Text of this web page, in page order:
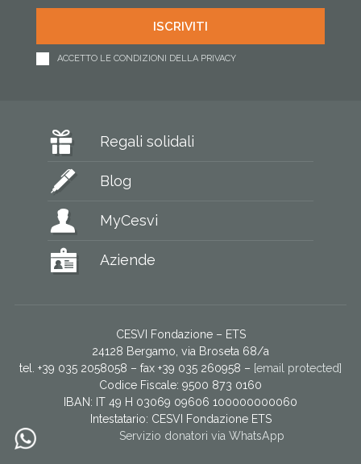
ACCETTO LE CONDIZIONI DELLA PRIVACY
Regali solidali
Blog
MyCesvi
Aziende
CESVI Fondazione – ETS
24128 Bergamo, via Broseta 68/a
tel. +39 035 2058058 – fax +39 035 260958 – [email protected]
Codice Fiscale: 9500 873 0160
IBAN: IT 49 H 03069 09606 100000000060
Intestatario: CESVI Fondazione ETS
Servizio donatori via WhatsApp